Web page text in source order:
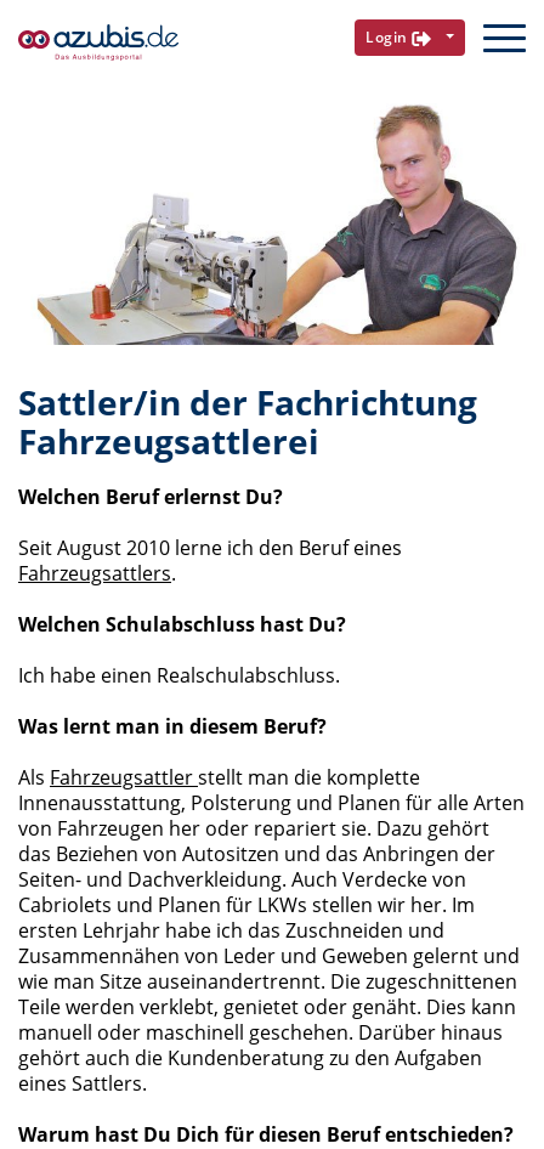
Login
Sattler/in der Fachrichtung
Fahrzeugsattlerei
Welchen Beruf erlernst Du?
Seit August 2010 lerne ich den Beruf eines
Fahrzeugsattlers.
Welchen Schulabschluss hast Du?
Ich habe einen Realschulabschluss.
Was lernt man in diesem Beruf?
Als Fahrzeugsattlerstellt man die komplette
Innenausstattung, Polsterung und Planen für alle Arten
von Fahrzeugen her oder repariert sie. Dazu gehört
das Beziehen von Autositzen und das Anbringen der
Seiten- und Dachverkleidung. Auch Verdecke von
Cabriolets und Planen für LKWs stellen wir her. Im
ersten Lehrjahr habe ich das Zuschneiden und
Zusammennähen von Leder und Geweben gelernt und
wie man Sitze auseinandertrennt. Die zugeschnittenen
Teile werden verklebt, genietet oder genäht. Dies kann
manuell oder maschinell geschehen. Darüber hinaus
gehört auch die Kundenberatung zu den Aufgaben
eines Sattlers.
Warum hast Du Dich für diesen Beruf entschieden?